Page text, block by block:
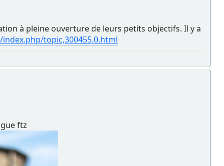
à pleine ouverture de leurs petits objectifs. Il y a
topic,300455.0.html
ftz